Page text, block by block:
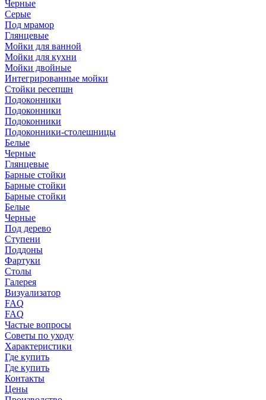
Черные
Серые
Под мрамор
Глянцевые
Мойки для ванной
Мойки для кухни
Мойки двойные
Интегрированные мойки
Стойки ресепшн
Подоконники
Подоконники
Подоконники
Подоконники-столешницы
Белые
Черные
Глянцевые
Барные стойки
Барные стойки
Барные стойки
Белые
Черные
Под дерево
Ступени
Поддоны
Фартуки
Столы
Галерея
Визуализатор
FAQ
FAQ
Частые вопросы
Советы по уходу
Характеристики
Где купить
Где купить
Контакты
Цены